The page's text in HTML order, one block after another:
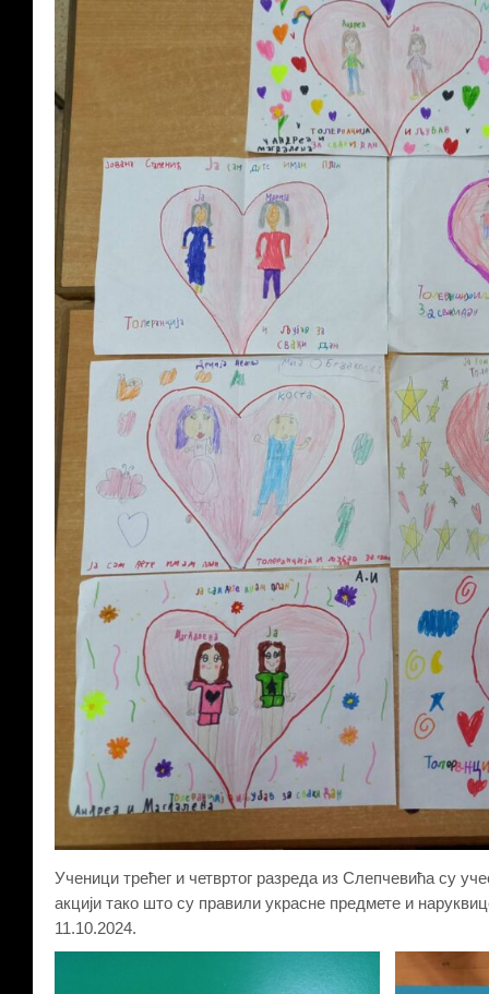
Ученици трећег и четвртог разреда из Слепчевића су
акцији тако што су правили украсне предмете и
11.10.2024.